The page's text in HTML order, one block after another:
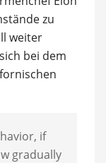
zu
weiter
bei dem
if
gradually